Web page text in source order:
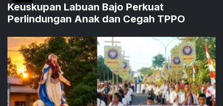
Keuskupan Labuan Bajo Perkuat
Perlindungan Anak dan Cegah TPPO